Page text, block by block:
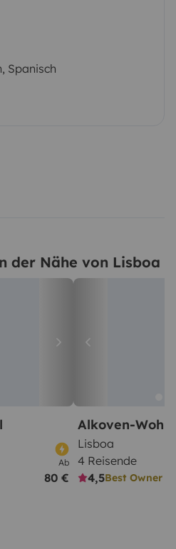
Spanisch
der Nähe von Lisboa
Ab
80 €
Alkoven-
Lisboa
4 Reisende
4,5Best Owner